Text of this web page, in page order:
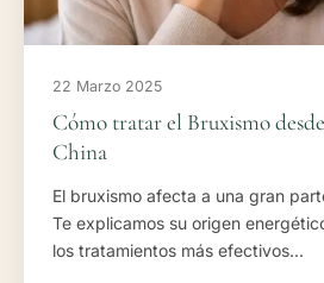
22 Marzo 2025
Cómo tratar el Bruxismo
China
El bruxismo afecta a una gran
Te explicamos su origen
los tratamientos más efectivos...